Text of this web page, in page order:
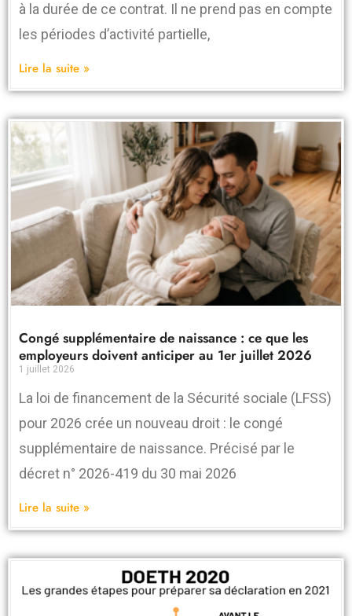
à la durée de ce contrat. Il ne prend pas en compte
les périodes d’activité partielle,
Lire la suite »
Congé supplémentaire de naissance : ce que les
employeurs doivent anticiper au 1er juillet 2026
1 juillet 2026
La loi de financement de la Sécurité sociale (LFSS)
pour 2026 crée un nouveau droit : le congé
supplémentaire de naissance. Précisé par le
décret n° 2026-419 du 30 mai 2026
Lire la suite »